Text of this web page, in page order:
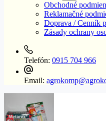
Obchodné
Reklamačné
Doprava / Cenník
Zásady ochrany
Telefón: 0915 704 966
Email: